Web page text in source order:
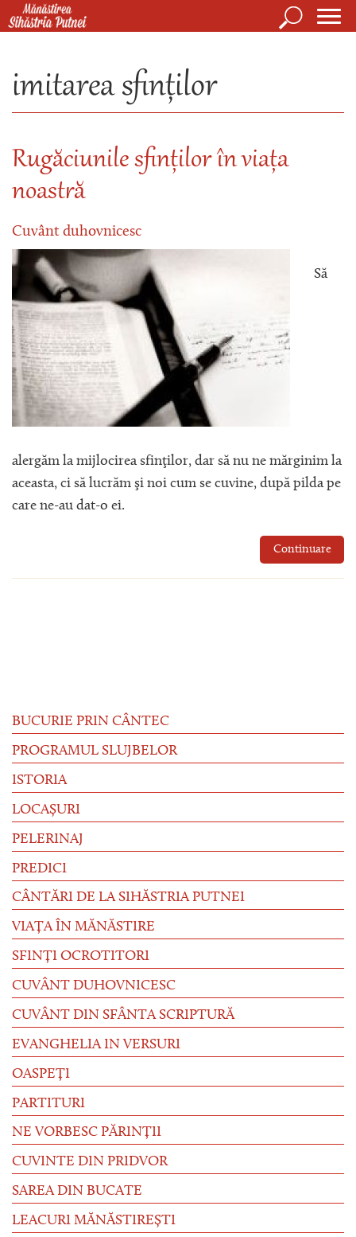
Mergi la conţinutul principal
Căutare
imitarea sfinților
Rugăciunile sfinților în viața
noastră
Cuvânt duhovnicesc
Să
alergăm la mijlocirea sfinţilor, dar să nu ne mărginim la
aceasta, ci să lucrăm şi noi cum se cuvine, după pilda pe
care ne-au dat-o ei.
Continuare
BUCURIE PRIN CÂNTEC
PROGRAMUL SLUJBELOR
ISTORIA
LOCAȘURI
PELERINAJ
PREDICI
CÂNTĂRI DE LA SIHĂSTRIA PUTNEI
VIAȚA ÎN MĂNĂSTIRE
SFINȚI OCROTITORI
CUVÂNT DUHOVNICESC
CUVÂNT DIN SFÂNTA SCRIPTURĂ
EVANGHELIA IN VERSURI
OASPEȚI
PARTITURI
NE VORBESC PĂRINȚII
CUVINTE DIN PRIDVOR
SAREA DIN BUCATE
LEACURI MĂNĂSTIREȘTI